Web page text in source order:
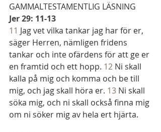
GAMMALTESTAMENTLIG LÄSNING
Jer 29: 11-13
11 Jag vet vilka tankar jag har för er,
säger Herren, nämligen fridens
tankar och inte ofärdens för att ge er
en framtid och ett hopp. 12 Ni skall
kalla på mig och komma och be till
mig, och jag skall höra er. 13 Ni skall
söka mig, och ni skall också finna mig
om ni söker mig av hela ert hjärta.